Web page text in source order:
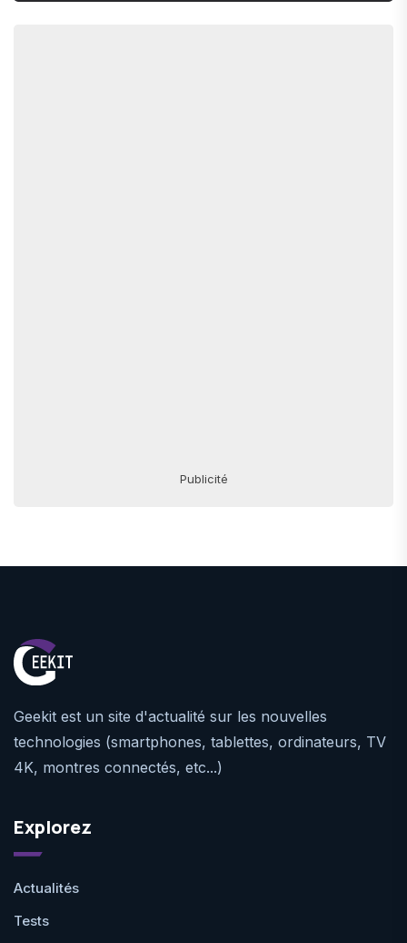
Publicité
Geekit est un site d'actualité sur les nouvelles
technologies (smartphones, tablettes, ordinateurs, TV
4K, montres connectés, etc...)
Explorez
Actualités
Tests